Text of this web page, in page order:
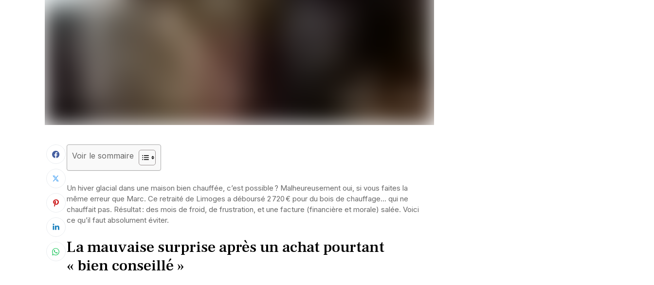
Voir le sommaire
Un hiver glacial dans une maison bien chauffée, c’est possible ? Malheureusement oui, si vous faites la
même erreur que Marc. Ce retraité de Limoges a déboursé 2 720 € pour du bois de chauffage… qui ne
chauffait pas. Résultat : des mois de froid, de frustration, et une facture (financière et morale) salée. Voici
ce qu’il faut absolument éviter.
La mauvaise surprise après un achat pourtant
« bien conseillé »